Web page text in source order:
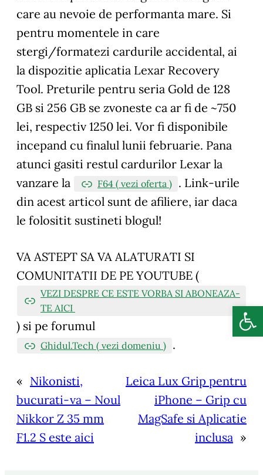
care au nevoie de performanta mare. Si
pentru momentele in care
stergi/formatezi cardurile accidental, ai
la dispozitie aplicatia Lexar Recovery
Tool. Preturile pentru seria Gold de 128
GB si 256 GB se zvoneste ca ar fi de ~750
lei, respectiv 1250 lei. Vor fi disponibile
incepand cu finalul lunii februarie. Pana
atunci gasiti restul cardurilor Lexar la
vanzare la
F64 ( vezi oferta ) . Link-urile
din acest articol sunt de afiliere, iar daca
le folositit sustineti blogul!
VA ASTEPT SA VA ALATURATI SI
COMUNITATII DE PE YOUTUBE (
VEZI DESPRE CE ESTE VORBA SI ABONEAZA-
TE AICI
) si pe forumul
Ghidul.Tech ( vezi domeniu ) .
« Nikonisti,
bucurati-va – Noul
Nikkor Z 35 mm
F1.2 S este aici
Leica Lux Grip pentru
iPhone – Grip cu
MagSafe si Aplicatie
inclusa »